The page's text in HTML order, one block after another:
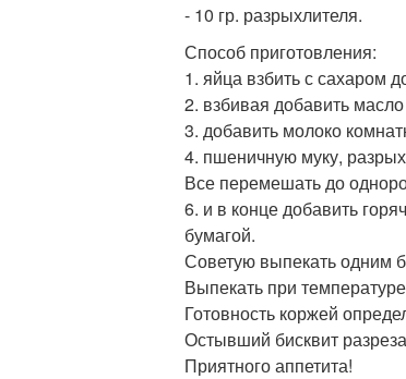
- 10 гр. разрыхлителя.
Способ приготовления:
1. яйца взбить с сахаром
2. взбивая добавить
3. добавить молоко
4. пшеничную муку,
Все перемешать до
6. и в конце добавить
бумагой.
Советую выпекать одним
Выпекать при
Готовность коржей
Остывший бисквит
Приятного аппетита!